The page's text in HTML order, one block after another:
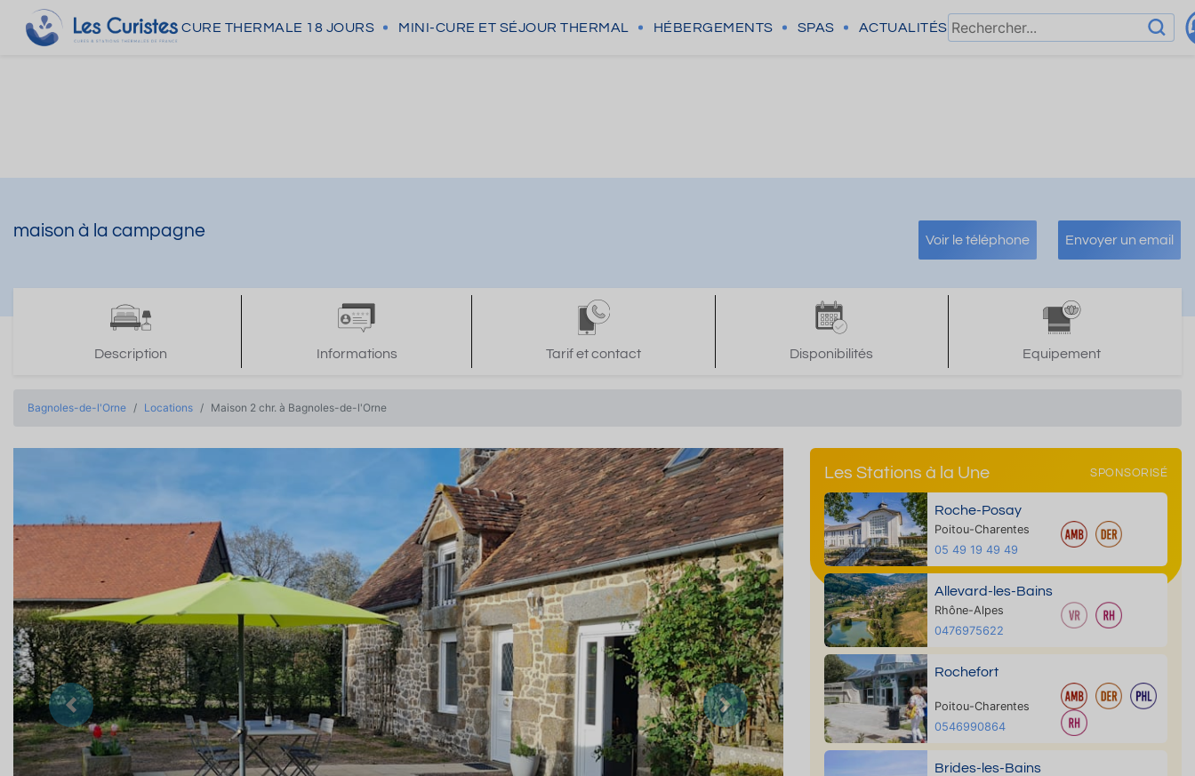
CURE THERMALE 18 JOURS MINI-CURE ET SÉJOUR THERMAL HÉBERGEMENTS SPAS ACTUALITÉS
maison à la campagne Voir le téléphone Envoyer un email
Description Informations Tarif et contact Disponibilités Equipement
Bagnoles-de-l'Orne Locations Maison 2 chr. à Bagnoles-de-l'Orne
Précedent Suivant
Les Stations à la Une SPONSORISÉ
Roche-Posay
Poitou-Charentes
05 49 19 49 49
Allevard-les-Bains
Rhône-Alpes
0476975622
Rochefort
Poitou-Charentes
0546990864
Brides-les-Bains